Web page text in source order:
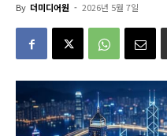
By 더미디어원 - 2026년 5월 7일